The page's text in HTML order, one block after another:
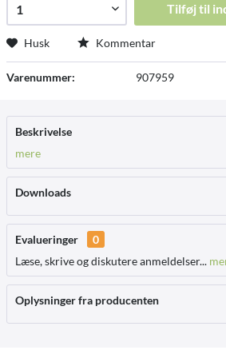
Tilføj til
Husk Kommentar
Varenummer: 907959
Beskrivelse
mere
Downloads
Evalueringer
0
Læse, skrive og diskutere anmeldelser...
Oplysninger fra producenten